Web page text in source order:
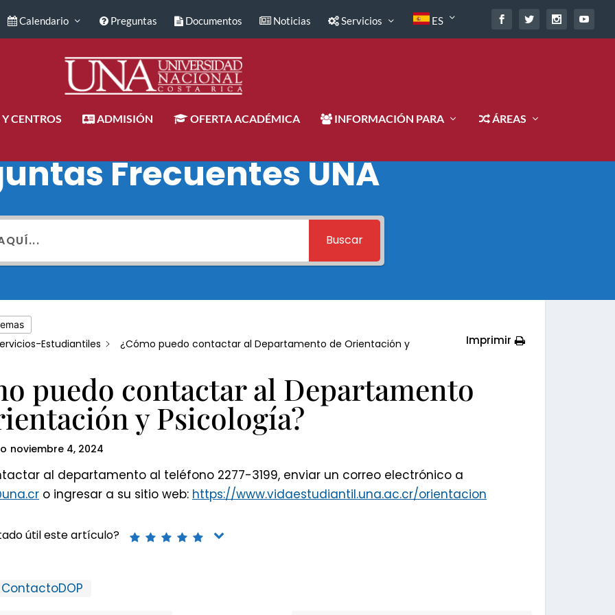
Calendario Preguntas Documentos Noticias Servicios ES
CENTROS ADMISIÓN OFERTA ACADÉMICA INFORMACIÓN PARA ÁREAS
Frecuentes UNA
Buscar
Estudiantiles
¿Cómo puedo contactar al Departamento de Orientación y
Imprimir
puedo contactar al Departamento
y Psicología?
noviembre 4, 2024
al departamento al teléfono 2277-3199, enviar un correo electrónico a
o ingresar a su sitio web: https://www.vidaestudiantil.una.ac.cr/orientacion
útil este artículo?
ContactoDOP